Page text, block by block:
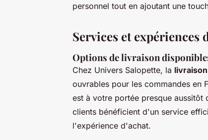
personnel tout en ajoutant une
Services et expériences
Options de livraison
Chez Univers Salopette, la livraison
ouvrables pour les commandes en
est à votre portée presque aussitôt
clients bénéficient d'un service
l'expérience d'achat.